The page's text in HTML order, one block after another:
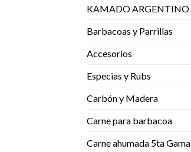
KAMADO ARGENTINO
Barbacoas y Parrillas
Accesorios
Especias y Rubs
Carbón y Madera
Carne para barbacoa
Carne ahumada 5ta Gama